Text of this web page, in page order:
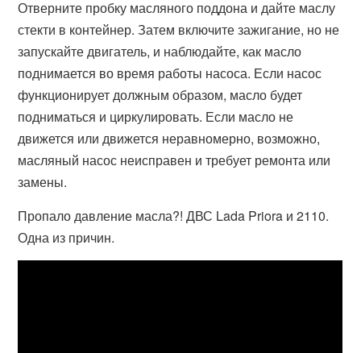
Отверните пробку масляного поддона и дайте маслу
стекти в контейнер. Затем включите зажигание, но не
запускайте двигатель, и наблюдайте, как масло
поднимается во время работы насоса. Если насос
функционирует должным образом, масло будет
подниматься и циркулировать. Если масло не
движется или движется неравномерно, возможно,
масляный насос неисправен и требует ремонта или
замены.
Пропало давление масла?! ДВС Lada Priora и 2110.
Одна из причин.